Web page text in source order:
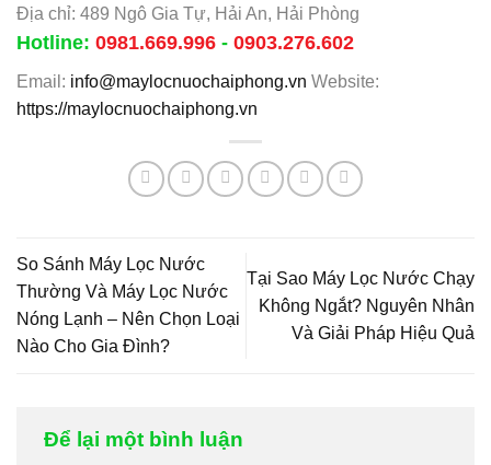
Địa chỉ: 489 Ngô Gia Tự, Hải An, Hải Phòng
Hotline: 0981.669.996 - 0903.276.602
Email: info@maylocnuochaiphong.vn Website:
https://maylocnuochaiphong.vn
So Sánh Máy Lọc Nước
Thường Và Máy Lọc Nước
Nóng Lạnh – Nên Chọn Loại
Nào Cho Gia Đình?
Tại Sao Máy Lọc Nước Chạy
Không Ngắt? Nguyên Nhân
Và Giải Pháp Hiệu Quả
Để lại một bình luận